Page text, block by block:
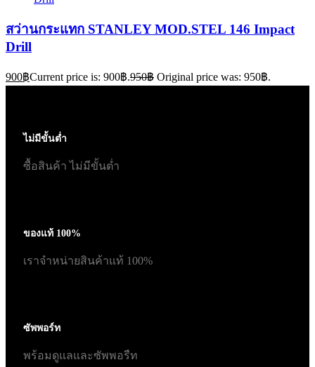
สว่านกระแทก STANLEY MOD.STEL 146 Impact
Drill
900฿Current price is: 900฿.950฿ Original price was: 950฿.
ไม่มีขั้นต่ำ
ซื้อสินค้า ไม่มีขั้นต่ำ
ของแท้ 100%
เราจำหน่ายสินค้าแท้ 100%
ซัพพอร์ท
พร้อมดูแลและซัพพอรืท